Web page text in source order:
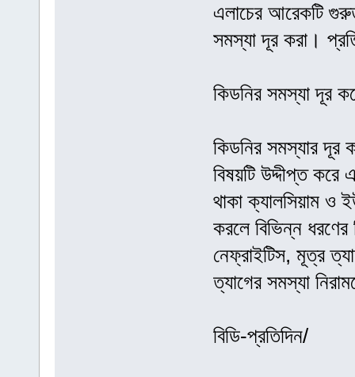
এলাচের আরেকটি
সমস্যা দূর করা।
কিডনির সমস্যা দূর
কিডনির সমস্যার
বিষয়টি উদ্দীপ্ত
থাকা ক্যালসিয়াম ও
করলে বিভিন্ন
নেফ্রাইটিস, মূত্র
ত্যাগের সমস্যা
বিডি-প্রতিদিন/